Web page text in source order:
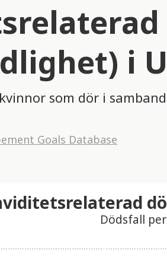
i
som dör i
Goals Database
Dödsfall